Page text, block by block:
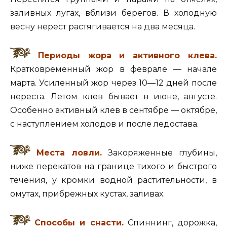
заливных лугах, вблизи берегов. В холодную
весну нерест растягивается на два месяца.
Периоды жора и активного клева.
Кратковременный жор в феврале — начале
марта. Усиленный жор через 10—12 дней после
нереста. Летом клев бывает в июне, августе.
Особенно активный клев в сентябре — октябре,
с наступлением холодов и после ледостава.
Места ловли. Закоряженные глубины,
ниже перекатов на границе тихого и быстрого
течения, у кромки водной растительности, в
омутах, прибрежных кустах, заливах.
Способы и снасти.Спиннинг, дорожка,